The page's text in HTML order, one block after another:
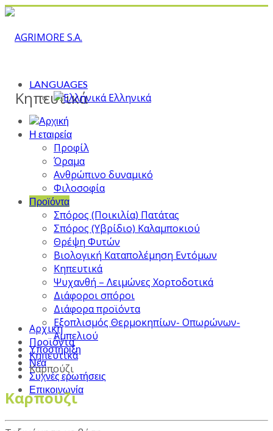
LANGUAGES
Ελληνικά
Η εταιρεία
Προφίλ
Όραμα
Ανθρώπινο δυναμικό
Φιλοσοφία
Προϊόντα
Σπόρος (Ποικιλία) Πατάτας
Σπόρος (Υβρίδιο) Καλαμποκιού
Θρέψη Φυτών
Βιολογική Καταπολέμηση Εντόμων
Κηπευτικά
Ψυχανθή – Λειμώνες Χορτοδοτικά
Διάφοροι σπόροι
Διάφορα προϊόντα
Εξοπλισμός Θερμοκηπίων- Οπωρώνων-
Αμπελιού
Υποστήριξη
Νέα
Συχνές ερωτήσεις
Επικοινωνία
Κηπευτικά
Αρχική
Προϊόντα
Κηπευτικά
Καρπούζι
Καρπούζι